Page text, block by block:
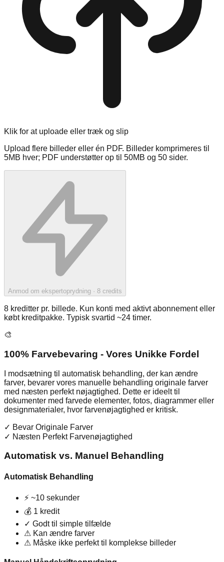
Klik for at uploade eller træk og slip
Upload flere billeder eller én PDF. Billeder komprimeres til
5MB hver; PDF understøtter op til 50MB og 50 sider.
Anmod om ekspertoprydning · 8 credits
8 kreditter pr. billede. Kun konti med aktivt abonnement eller
købt kreditpakke. Typisk svartid ~24 timer.
🎨
100% Farvebevaring - Vores Unikke Fordel
I modsætning til automatisk behandling, der kan ændre
farver, bevarer vores manuelle behandling originale farver
med næsten perfekt nøjagtighed. Dette er ideelt til
dokumenter med farvede elementer, fotos, diagrammer eller
designmaterialer, hvor farvenøjagtighed er kritisk.
✓ Bevar Originale Farver
✓ Næsten Perfekt Farvenøjagtighed
Automatisk vs. Manuel Behandling
Automatisk Behandling
⚡ ~10 sekunder
💰 1 kredit
✓ Godt til simple tilfælde
⚠ Kan ændre farver
⚠ Måske ikke perfekt til komplekse billeder